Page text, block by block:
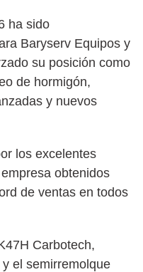
ha sido
Baryserv Equipos y
su posición como
de hormigón,
y nuevos
los excelentes
obtenidos
de ventas en todos
Carbotech,
el semirremolque